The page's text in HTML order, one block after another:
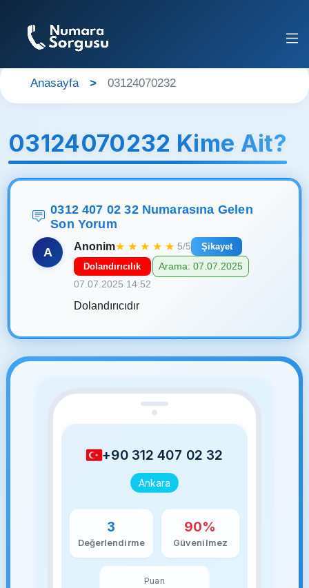
Anasayfa 03124070232
03124070232 Kime Ait?
0312 407 02 32 Numarasına Gelen
Son Yorum
A Anonim★ ★ ★ ★ ★ 5/5
Şikayet
Dolandırıcılık
Arama: 07.07.2025
07.07.2025 14:52
Dolandırıcıdır
+90 312 407 02 32
Ankara
3
Değerlendirme
90%
Güvenilmez
Puan